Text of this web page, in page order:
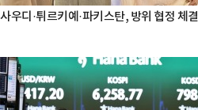
사우디·튀르키예·파키스탄, 방위 협정 체결